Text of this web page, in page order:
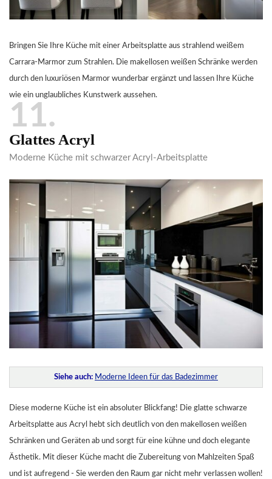
Bringen Sie Ihre Küche mit einer Arbeitsplatte aus strahlend weißem
Carrara-Marmor zum Strahlen. Die makellosen weißen Schränke werden
durch den luxuriösen Marmor wunderbar ergänzt und lassen Ihre Küche
wie ein unglaubliches Kunstwerk aussehen.
11
Glattes Acryl
Moderne Küche mit schwarzer Acryl-Arbeitsplatte
Siehe auch: Moderne Ideen für das Badezimmer
Diese moderne Küche ist ein absoluter Blickfang! Die glatte schwarze
Arbeitsplatte aus Acryl hebt sich deutlich von den makellosen weißen
Schränken und Geräten ab und sorgt für eine kühne und doch elegante
Ästhetik. Mit dieser Küche macht die Zubereitung von Mahlzeiten Spaß
und ist aufregend - Sie werden den Raum gar nicht mehr verlassen wollen!